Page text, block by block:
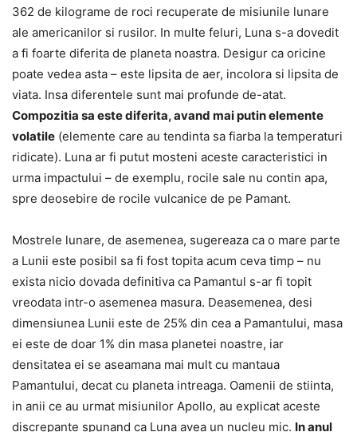
362 de kilograme de roci recuperate de misiunile lunare
ale americanilor si rusilor. In multe feluri, Luna s-a dovedit
a fi foarte diferita de planeta noastra. Desigur ca oricine
poate vedea asta – este lipsita de aer, incolora si lipsita de
viata. Insa diferentele sunt mai profunde de-atat.
Compozitia sa este diferita, avand mai putin elemente
volatile (elemente care au tendinta sa fiarba la temperaturi
ridicate). Luna ar fi putut mosteni aceste caracteristici in
urma impactului – de exemplu, rocile sale nu contin apa,
spre deosebire de rocile vulcanice de pe Pamant.
Mostrele lunare, de asemenea, sugereaza ca o mare parte
a Lunii este posibil sa fi fost topita acum ceva timp – nu
exista nicio dovada definitiva ca Pamantul s-ar fi topit
vreodata intr-o asemenea masura. Deasemenea, desi
dimensiunea Lunii este de 25% din cea a Pamantului, masa
ei este de doar 1% din masa planetei noastre, iar
densitatea ei se aseamana mai mult cu mantaua
Pamantului, decat cu planeta intreaga. Oamenii de stiinta,
in anii ce au urmat misiunilor Apollo, au explicat aceste
discrepante spunand ca Luna avea un nucleu mic. In anul